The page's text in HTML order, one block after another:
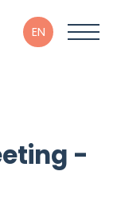
EN
-